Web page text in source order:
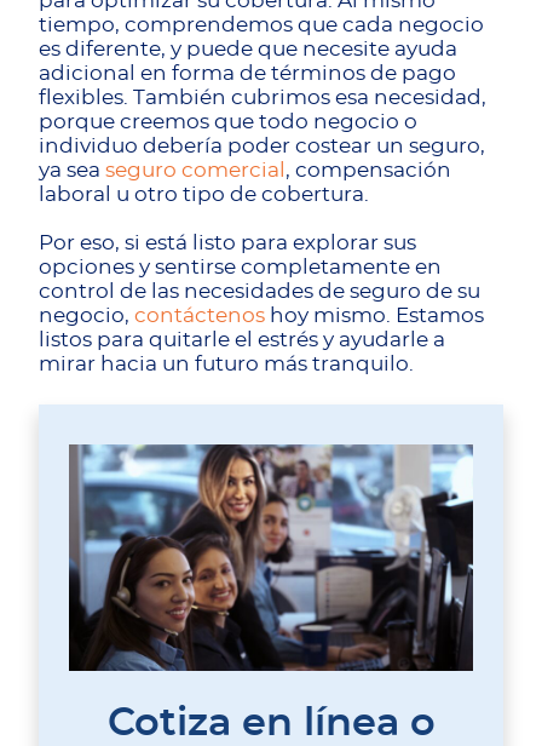
tiempo, comprendemos que cada negocio
es diferente, y puede que necesite ayuda
adicional en forma de términos de pago
flexibles. También cubrimos esa necesidad,
porque creemos que todo negocio o
individuo debería poder costear un seguro,
ya sea seguro comercial , compensación
laboral u otro tipo de cobertura.
Por eso, si está listo para explorar sus
opciones y sentirse completamente en
control de las necesidades de seguro de su
negocio, contáctenos hoy mismo. Estamos
listos para quitarle el estrés y ayudarle a
mirar hacia un futuro más tranquilo.
Cotiza en línea o